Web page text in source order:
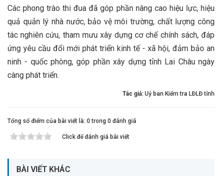
Các phong trào thi đua đã góp phần nâng cao hiệu lực, hiệu
quả quản lý nhà nước, bảo vệ môi trường, chất lượng công
tác nghiên cứu, tham mưu xây dựng cơ chế chính sách, đáp
ứng yêu cầu đổi mới phát triển kinh tế - xã hội, đảm bảo an
ninh - quốc phòng, góp phần xây dựng tỉnh Lai Châu ngày
càng phát triển.
Tác giả: Uỷ ban Kiểm tra LĐLĐ tỉnh
Tổng số điểm của bài viết là: 0 trong 0 đánh giá
Click để đánh giá bài viết
BÀI VIẾT KHÁC